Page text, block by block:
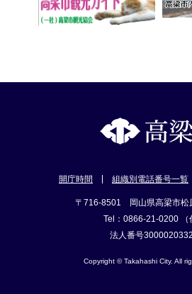
開庁時間 組織別電話番号一覧
〒716-8501 岡山県高梁市松
Tel：0866-21-0200 （
法人番号
Copyright © Takahashi City. All